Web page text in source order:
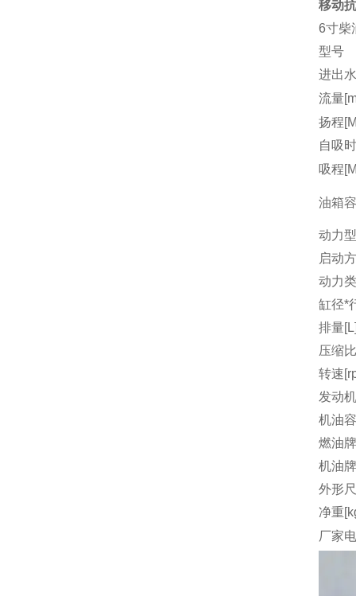
移动
6寸柴
型号
进出
流量
扬程
自吸
吸程
油箱
动力
启动
动力
缸径*
排量
压缩比
转速
发动
机油
燃油
机油
外形
净重
厂家